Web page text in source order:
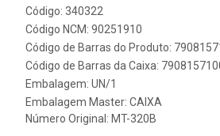
Código: 340322
Código NCM: 90251910
Código de Barras do Produto:
Código de Barras da Caixa:
Embalagem: UN/1
Embalagem Master: CAIXA
Número Original: MT-320B